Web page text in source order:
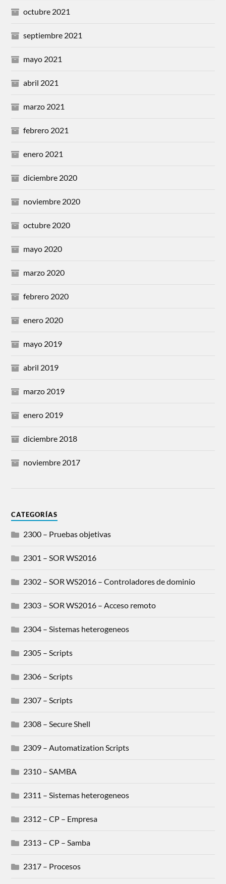
octubre 2021
septiembre 2021
mayo 2021
abril 2021
marzo 2021
febrero 2021
enero 2021
diciembre 2020
noviembre 2020
octubre 2020
mayo 2020
marzo 2020
febrero 2020
enero 2020
mayo 2019
abril 2019
marzo 2019
enero 2019
diciembre 2018
noviembre 2017
CATEGORÍAS
2300 – Pruebas objetivas
2301 – SOR WS2016
2302 – SOR WS2016 – Controladores de dominio
2303 – SOR WS2016 – Acceso remoto
2304 – Sistemas heterogeneos
2305 – Scripts
2306 – Scripts
2307 – Scripts
2308 – Secure Shell
2309 – Automatization Scripts
2310 – SAMBA
2311 – Sistemas heterogeneos
2312 – CP – Empresa
2313 – CP – Samba
2317 – Procesos